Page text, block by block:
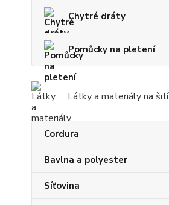
Chytré dráty
Pomůcky na pletení
Látky a materiály na šití
Cordura
Bavlna a polyester
Síťovina